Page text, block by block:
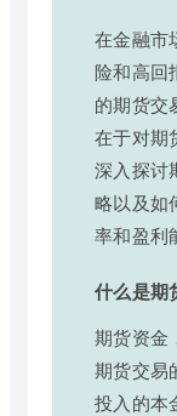
在金融市
险和高回
的期货交
在于对期
深入探讨
略以及如
率和盈利
什么是期
期货资金
期货交易
投入的本